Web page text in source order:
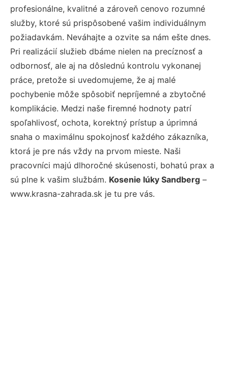
profesionálne, kvalitné a zároveň cenovo rozumné
služby, ktoré sú prispôsobené vašim individuálnym
požiadavkám. Neváhajte a ozvite sa nám ešte dnes.
Pri realizácií služieb dbáme nielen na precíznosť a
odbornosť, ale aj na dôslednú kontrolu vykonanej
práce, pretože si uvedomujeme, že aj malé
pochybenie môže spôsobiť nepríjemné a zbytočné
komplikácie. Medzi naše firemné hodnoty patrí
spoľahlivosť, ochota, korektný prístup a úprimná
snaha o maximálnu spokojnosť každého zákazníka,
ktorá je pre nás vždy na prvom mieste. Naši
pracovníci majú dlhoročné skúsenosti, bohatú prax a
sú plne k vašim službám. Kosenie lúky Sandberg –
www.krasna-zahrada.sk je tu pre vás.